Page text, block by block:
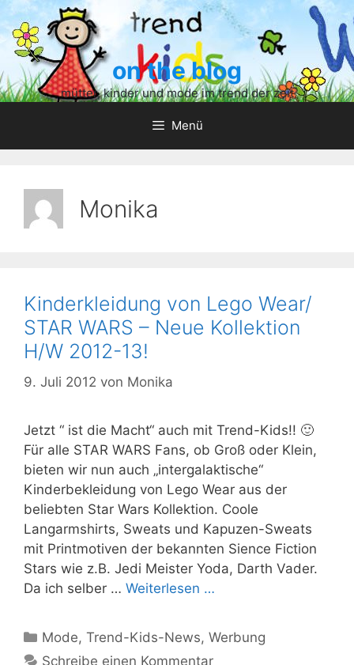
Zum
Inhalt
springen
on the blog
mütter, kinder und mode im trend der zeit
Menü
Monika
Kinderkleidung von Lego Wear/
STAR WARS – Neue Kollektion
H/W 2012-13!
9. Juli 2012 von Monika
Jetzt “ ist die Macht“ auch mit Trend-Kids!! 🙂
Für alle STAR WARS Fans, ob Groß oder Klein,
bieten wir nun auch „intergalaktische“
Kinderbekleidung von Lego Wear aus der
beliebten Star Wars Kollektion. Coole
Langarmshirts, Sweats und Kapuzen-Sweats
mit Printmotiven der bekannten Sience Fiction
Stars wie z.B. Jedi Meister Yoda, Darth Vader.
Da ich selber … Weiterlesen …
Kategorien
Mode,Trend-Kids-News,Werbung
Schreibe einen Kommentar